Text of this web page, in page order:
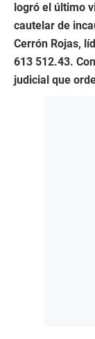
logró el último
cautelar de
Cerrón Rojas,
613 512.43.
judicial que